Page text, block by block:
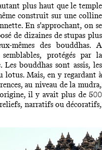
plus haut que le temple
construit sur une colline
En s'approchant, on se
de dizaines de stupas plus
mêmes des bouddhas. A
protégés par la
bouddhas sont assis, les
lotus. Mais, en y regardant à
au niveau de la mudra,
il y avait plus de 500
narratifs ou décoratifs,